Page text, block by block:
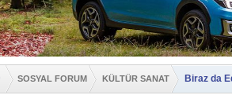
SOSYAL FORUM KÜLTÜR SANAT Biraz da